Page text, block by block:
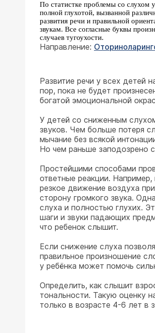
По статистке проблемы со слухом
полной глухотой, вызванной
развития речи и правильной
звукам. Все согласные буквы
случаев тугоухости.
Направление:
Развитие речи у всех детей
пор, пока не будет
богатой эмоциональной
У детей со сниженным
звуков. Чем больше потеря
мычание без всякой
Но чем раньше заподозрено
Простейшими способами
ответные реакции.
резкое движение воздуха
сторону громкого звука.
слуха и полностью глухих.
шаги и звуки падающих
что ребенок слышит.
Если снижение слуха
правильное произношение
у ребёнка может помочь
Определить, как слышит
тональности. Такую оценку
только в возрасте 4-6 лет в